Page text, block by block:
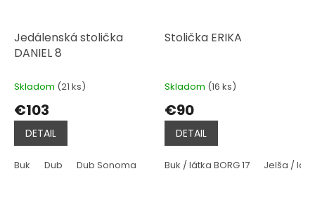
Jedálenská stolička
DANIEL 8
Skladom (21 ks)
€103
DETAIL
Buk Dub Dub Sonoma Tmavo hnedá
Stolička ERIKA
Skladom (16 ks)
€90
DETAIL
Buk / látka BORG 17 Jelša /